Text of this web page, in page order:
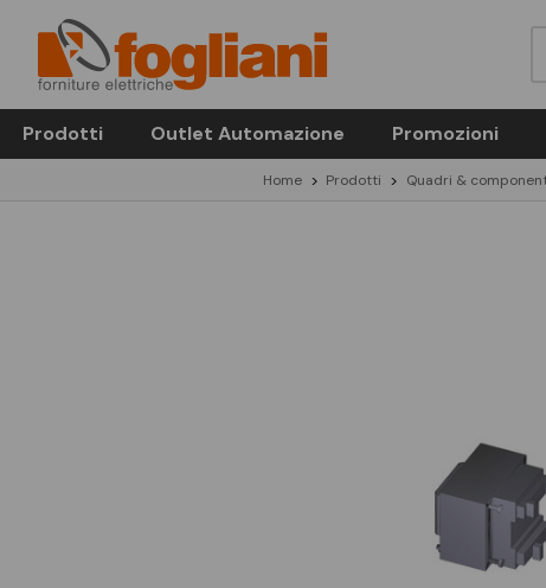
Prodotti Outlet Automazione Promozioni
Home Prodotti Quadri &